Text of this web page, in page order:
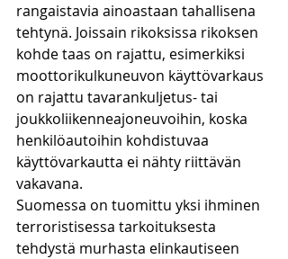
rangaistavia ainoastaan tahallisena
tehtynä. Joissain rikoksissa rikoksen
kohde taas on rajattu, esimerkiksi
moottorikulkuneuvon käyttövarkaus
on rajattu tavarankuljetus- tai
joukkoliikenneajoneuvoihin, koska
henkilöautoihin kohdistuvaa
käyttövarkautta ei nähty riittävän
vakavana.
Suomessa on tuomittu yksi ihminen
terroristisessa tarkoituksesta
tehdystä murhasta elinkautiseen